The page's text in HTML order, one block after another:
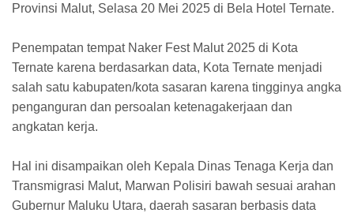
Provinsi Malut, Selasa 20 Mei 2025 di Bela Hotel Ternate.
Penempatan tempat Naker Fest Malut 2025 di Kota
Ternate karena berdasarkan data, Kota Ternate menjadi
salah satu kabupaten/kota sasaran karena tingginya angka
penganguran dan persoalan ketenagakerjaan dan
angkatan kerja.
Hal ini disampaikan oleh Kepala Dinas Tenaga Kerja dan
Transmigrasi Malut, Marwan Polisiri bawah sesuai arahan
Gubernur Maluku Utara, daerah sasaran berbasis data